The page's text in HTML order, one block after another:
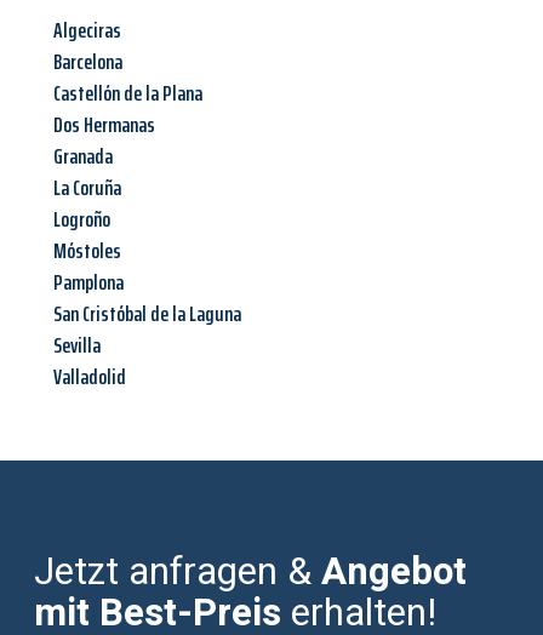
Algeciras
Barcelona
Castellón de la Plana
Dos Hermanas
Granada
La Coruña
Logroño
Móstoles
Pamplona
San Cristóbal de la Laguna
Sevilla
Valladolid
Jetzt anfragen &Angebot
mit Best-Preis erhalten!